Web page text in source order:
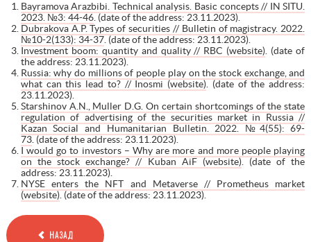
Bayramova Arazbibi. Technical analysis. Basic concepts // IN SITU.
2023. №3: 44-46. (date of the address: 23.11.2023).
Dubrakova A.P. Types of securities // Bulletin of magistracy. 2022.
№10-2(133): 34-37. (date of the address: 23.11.2023).
Investment boom: quantity and quality // RBC (website). (date of
the address: 23.11.2023).
Russia: why do millions of people play on the stock exchange, and
what can this lead to? // Inosmi (website). (date of the address:
23.11.2023).
Starshinov A.N., Muller D.G. On certain shortcomings of the state
regulation of advertising of the securities market in Russia //
Kazan Social and Humanitarian Bulletin. 2022. №4(55): 69-
73. (date of the address: 23.11.2023).
I would go to investors – Why are more and more people playing
on the stock exchange? // Kuban AiF (website). (date of the
address: 23.11.2023).
NYSE enters the NFT and Metaverse // Prometheus market
(website). (date of the address: 23.11.2023).
НАЗАД